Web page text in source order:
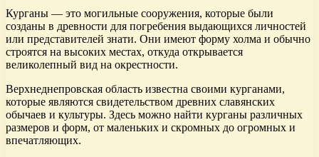
Курганы — это могильные сооружения, которые были
созданы в древности для погребения выдающихся личностей
или представителей знати. Они имеют форму холма и обычно
строятся на высоких местах, откуда открывается
великолепный вид на окрестности.
Верхнеднепровская область известна своими курганами,
которые являются свидетельством древних славянских
обычаев и культуры. Здесь можно найти курганы различных
размеров и форм, от маленьких и скромных до огромных и
впечатляющих.